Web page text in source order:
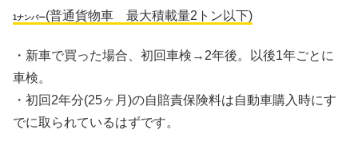
1ナンバー(普通貨物車 最大積載量2トン以下)
・新車で買った場合、初回車検→2年後。以後1年ごとに
車検。
・初回2年分(25ヶ月)の自賠責保険料は自動車購入時にす
でに取られているはずです。